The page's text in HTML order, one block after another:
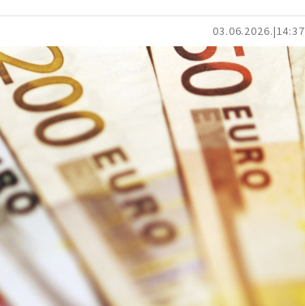
03.06.2026. 14:37